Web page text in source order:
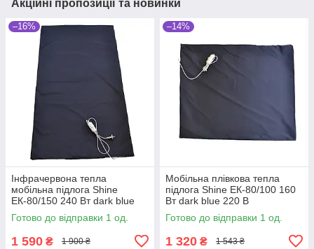
Акційні пропозиції та новинки
–16%
Інфрачервона тепла
мобільна підлога Shine
ЕК-80/150 240 Вт dark blue
220 В (SHiz16578)
Готово до відправки 1 од.
1 590 ₴ 1 900 ₴
–14%
Мобільна плівкова тепла
підлога Shine ЕК-80/100 160
Вт dark blue 220 В
(SHiz16577)
Готово до відправки 1 од.
1 320 ₴ 1 543 ₴